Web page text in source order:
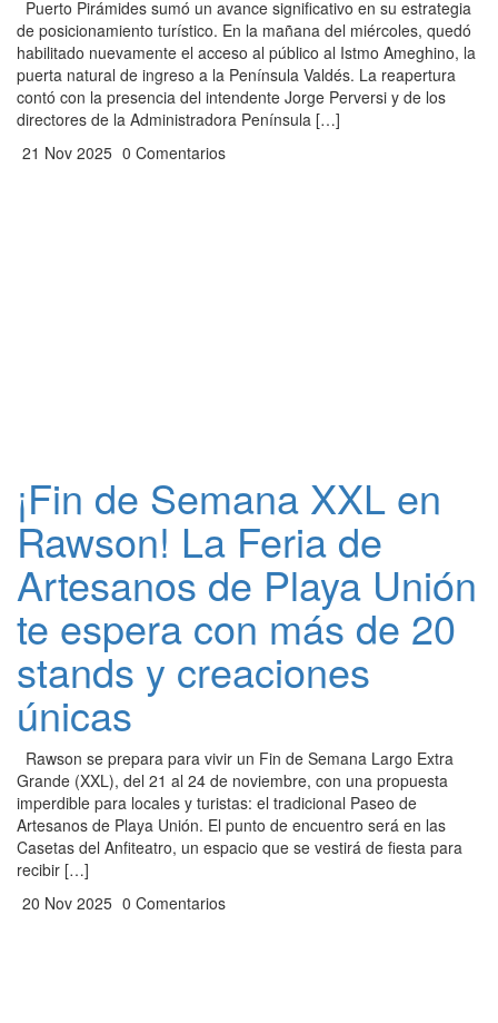
Puerto Pirámides sumó un avance significativo en su estrategia
de posicionamiento turístico. En la mañana del miércoles, quedó
habilitado nuevamente el acceso al público al Istmo Ameghino, la
puerta natural de ingreso a la Península Valdés. La reapertura
contó con la presencia del intendente Jorge Perversi y de los
directores de la Administradora Península […]
21 Nov 2025 0 Comentarios
¡Fin de Semana XXL en
Rawson! La Feria de
Artesanos de Playa Unión
te espera con más de 20
stands y creaciones
únicas
Rawson se prepara para vivir un Fin de Semana Largo Extra
Grande (XXL), del 21 al 24 de noviembre, con una propuesta
imperdible para locales y turistas: el tradicional Paseo de
Artesanos de Playa Unión. El punto de encuentro será en las
Casetas del Anfiteatro, un espacio que se vestirá de fiesta para
recibir […]
20 Nov 2025 0 Comentarios